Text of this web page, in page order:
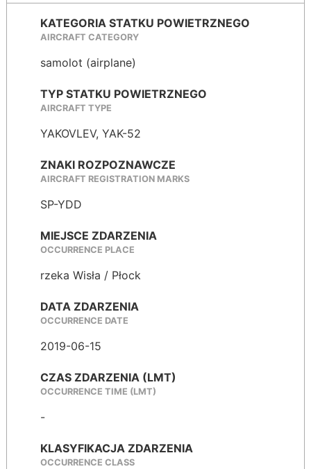
KATEGORIA STATKU POWIETRZNEGO
AIRCRAFT CATEGORY
samolot (airplane)
TYP STATKU POWIETRZNEGO
AIRCRAFT TYPE
YAKOVLEV, YAK-52
ZNAKI ROZPOZNAWCZE
AIRCRAFT REGISTRATION MARKS
SP-YDD
MIEJSCE ZDARZENIA
OCCURRENCE PLACE
rzeka Wisła / Płock
DATA ZDARZENIA
OCCURRENCE DATE
2019-06-15
CZAS ZDARZENIA (LMT)
OCCURRENCE TIME (LMT)
-
KLASYFIKACJA ZDARZENIA
OCCURRENCE CLASS